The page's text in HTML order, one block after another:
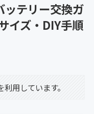
ッテリー交換ガ
イズ・DIY手順
用しています。